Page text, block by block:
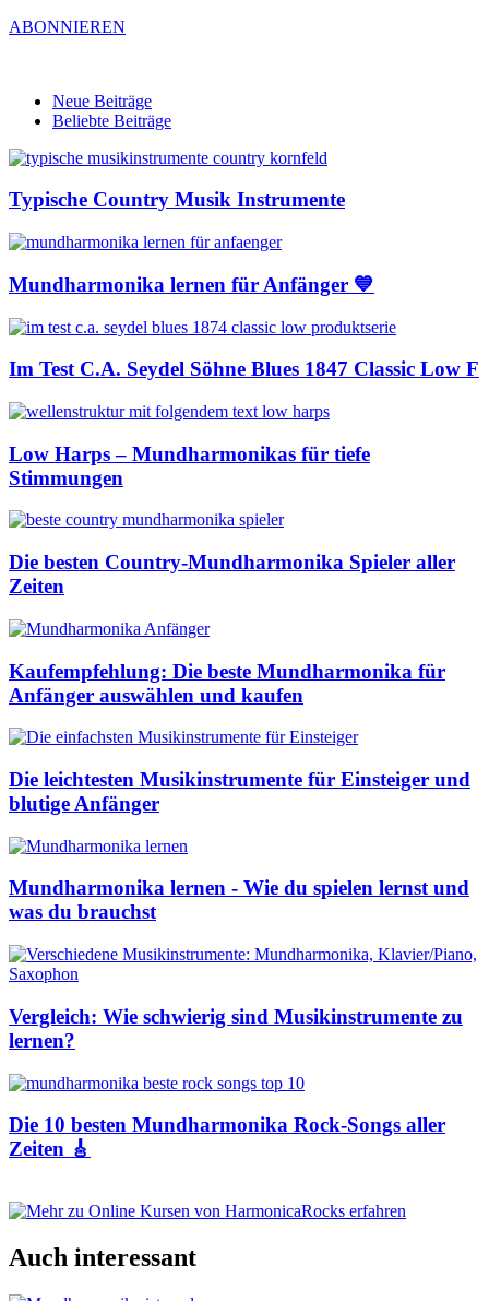
ABONNIEREN
Neue Beiträge
Beliebte Beiträge
Typische Country Musik Instrumente
Mundharmonika lernen für Anfänger 💙
Im Test C.A. Seydel Söhne Blues 1847 Classic Low F
Low Harps – Mundharmonikas für tiefe
Stimmungen
Die besten Country-Mundharmonika Spieler aller
Zeiten
Kaufempfehlung: Die beste Mundharmonika für
Anfänger auswählen und kaufen
Die leichtesten Musikinstrumente für Einsteiger und
blutige Anfänger
Mundharmonika lernen - Wie du spielen lernst und
was du brauchst
Vergleich: Wie schwierig sind Musikinstrumente zu
lernen?
Die 10 besten Mundharmonika Rock-Songs aller
Zeiten 🎸
Auch interessant